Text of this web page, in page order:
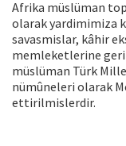
Afrika müslüman
olarak yardimimiza
savasmislar, kâhir
memleketlerine
müslüman Türk
nümûneleri olarak
ettirilmislerdir.